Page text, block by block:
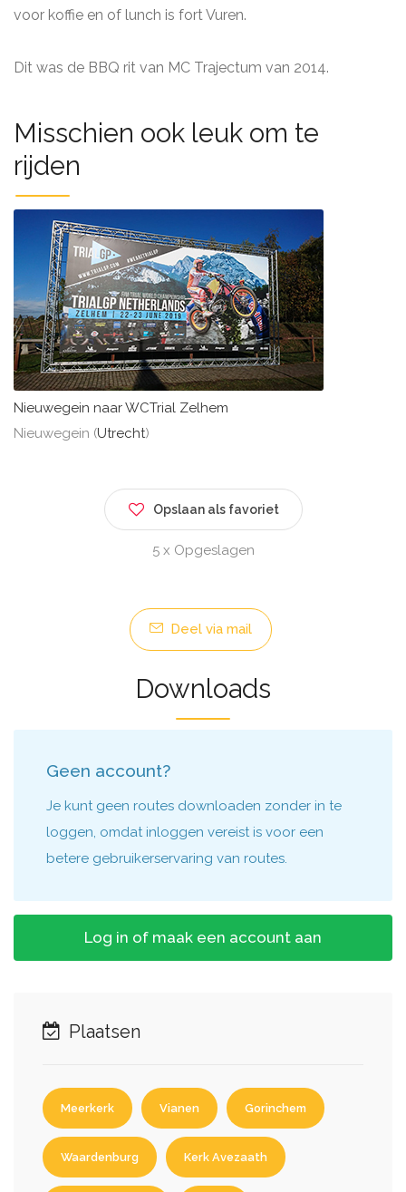
voor koffie en of lunch is fort Vuren.
Dit was de BBQ rit van MC Trajectum van 2014.
Misschien ook leuk om te
rijden
Nieuwegein naar WCTrial Zelhem
Nieuwegein (Utrecht)
Opslaan als favoriet
5 x Opgeslagen
Deel via mail
Downloads
Geen account?
Je kunt geen routes downloaden zonder in te
loggen, omdat inloggen vereist is voor een
betere gebruikerservaring van routes.
Log in of maak een account aan
Plaatsen
Meerkerk Vianen Gorinchem
Waardenburg Kerk Avezaath